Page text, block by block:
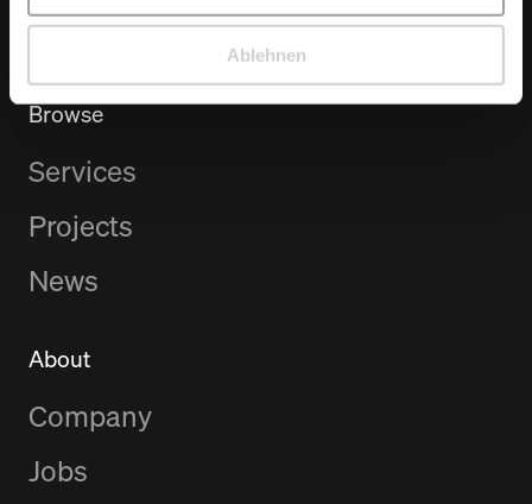
Ablehnen
Browse
Services
Projects
News
About
Company
Jobs